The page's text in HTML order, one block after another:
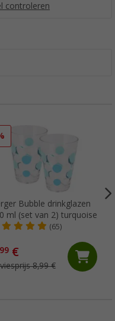
controleren
Bubble drinkglazen
ml (set van 2) turquoise
(65)
99€
8,99 €